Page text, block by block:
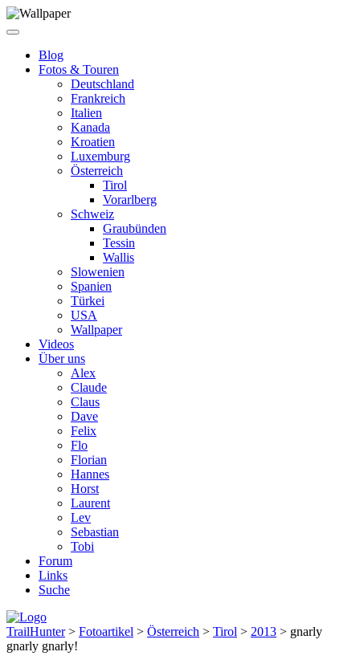
Blog
Fotos & Touren
Deutschland
Frankreich
Italien
Kanada
Kroatien
Luxemburg
Österreich
Tirol
Vorarlberg
Schweiz
Graubünden
Tessin
Wallis
Slowenien
Spanien
Türkei
USA
Wallpaper
Videos
Über uns
Alex
Claude
Claus
Dave
Felix
Flo
Florian
Hannes
Horst
Laurent
Lev
Sebastian
Tobi
Forum
Links
Suche
TrailHunter> Fotoartikel > Österreich > Tirol > 2013 > gnarly
gnarly gnarly!